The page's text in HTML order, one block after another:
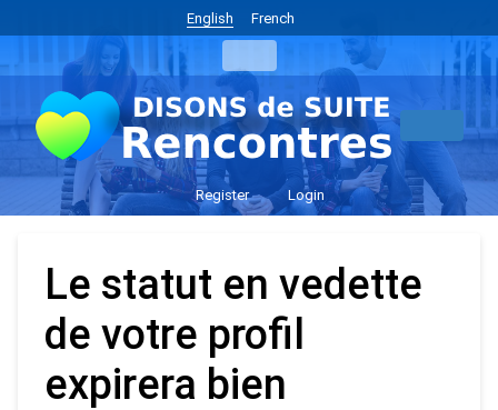
English French
Register Login
Le statut en vedette
de votre profil
expirera bien